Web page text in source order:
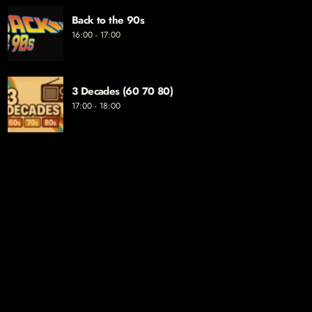
Back to the 90s
16:00 - 17:00
3 Decades (60 70 80)
17:00 - 18:00